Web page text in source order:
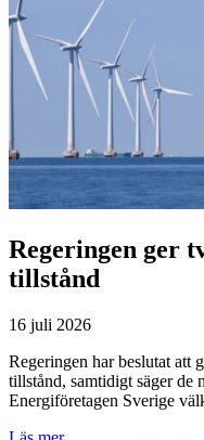
Regeringen ger
tillstånd
16 juli 2026
Regeringen har beslutat att
Energiföretagen Sverige
Läs mer